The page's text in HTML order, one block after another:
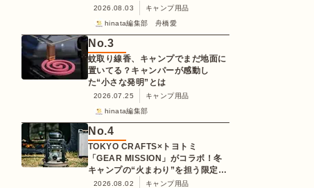
2026.08.03
キャンプ用品
hinata編集部 舟橋愛
No.3
蚊取り線香、キャンプでまだ地面に
置いてる？キャンパーが感動し
た“小さな発明”とは
2026.07.25
キャンプ用品
hinata編集部
No.4
TOKYO CRAFTS×トヨトミ
「GEAR MISSION」がコラボ！冬
キャンプの“火まわり”を担う限定
K3クッキングストーブが登場
2026.08.02
キャンプ用品